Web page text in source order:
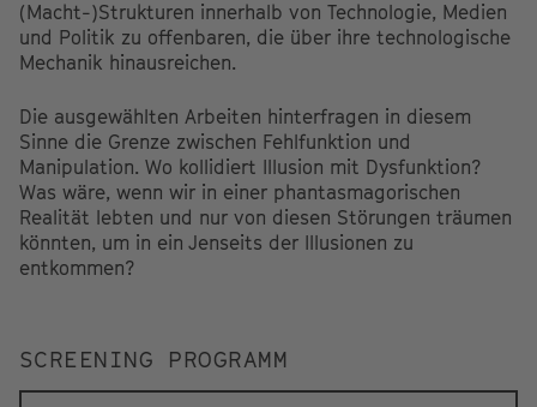
(Macht-)Strukturen innerhalb von Technologie, Medien
und Politik zu offenbaren, die über ihre technologische
Mechanik hinausreichen.
Die ausgewählten Arbeiten hinterfragen in diesem
Sinne die Grenze zwischen Fehlfunktion und
Manipulation. Wo kollidiert Illusion mit Dysfunktion?
Was wäre, wenn wir in einer phantasmagorischen
Realität lebten und nur von diesen Störungen träumen
könnten, um in ein Jenseits der Illusionen zu
entkommen?
SCREENING PROGRAMM